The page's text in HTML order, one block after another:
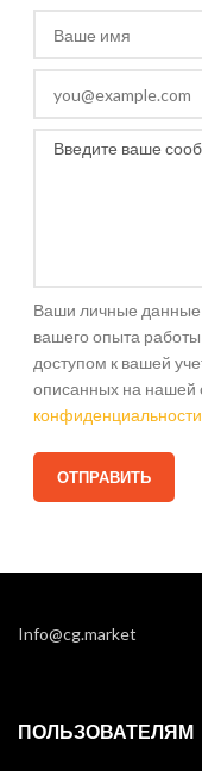
Ваши личные данные
вашего опыта
доступом к вашей
описанных на нашей
конфиденциальности
Info@cg.market
ПОЛЬЗОВАТЕЛЯМ